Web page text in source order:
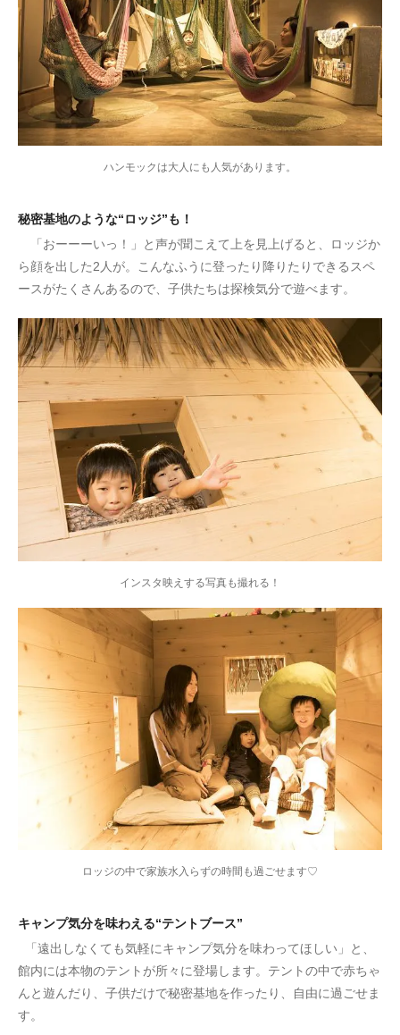
ハンモックは大人にも人気があります。
秘密基地のような“ロッジ”も！
「おーーーいっ！」と声が聞こえて上を見上げると、ロッジか
ら顔を出した2人が。こんなふうに登ったり降りたりできるスペ
ースがたくさんあるので、子供たちは探検気分で遊べます。
インスタ映えする写真も撮れる！
ロッジの中で家族水入らずの時間も過ごせます♡
キャンプ気分を味わえる“テントブース”
「遠出しなくても気軽にキャンプ気分を味わってほしい」と、
館内には本物のテントが所々に登場します。テントの中で赤ちゃ
んと遊んだり、子供だけで秘密基地を作ったり、自由に過ごせま
す。